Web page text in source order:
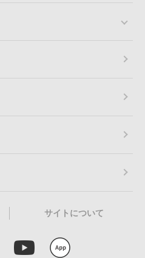
サイトについて